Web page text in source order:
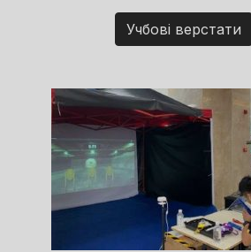
Учбові верстати